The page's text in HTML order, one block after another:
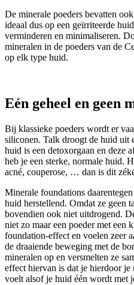
De minerale poeders bevatten
ideaal dus op een geïrriteerde
verminderen en minimaliseren.
mineralen in de poeders van de
op elk type huid.
Eén geheel en geen
Bij klassieke poeders wordt er
siliconen. Talk droogt de huid uit
huid is een detoxorgaan en deze
heb je een sterke, normale huid.
acné, couperose, … dan is dit
Minerale foundations
huid herstellend. Omdat ze geen
bovendien ook niet uitdrogend.
niet zo maar een poeder met een
foundation-effect en voelen zeer
de draaiende beweging met de
mineralen op en versmelten ze
effect hiervan is dat je hierdoor
voelt alsof je huid één wordt met